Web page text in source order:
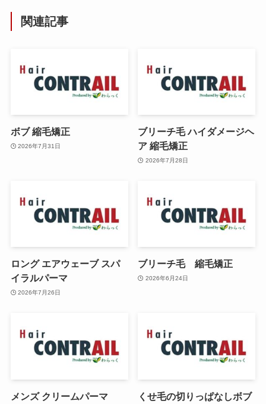
関連記事
ボブ 縮毛矯正
2026年7月31日
ブリーチ毛 ハイダメージヘ
ア 縮毛矯正
2026年7月28日
ロング エアウェーブ スパ
イラルパーマ
2026年7月26日
ブリーチ毛 縮毛矯正
2026年6月24日
メンズ クリームパーマ くせ毛の切りっぱなしボブ